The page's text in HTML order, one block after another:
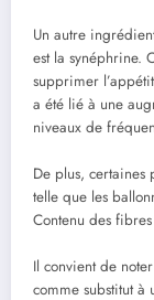
Un autre
est la synéphrine.
supprimer
a été lié à une
niveaux de
De plus, certaines
telle que les
Contenu des
Il convient de
comme substitut à